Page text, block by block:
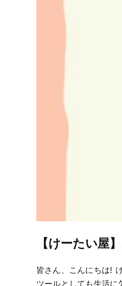
【けーたい屋
皆さん、こんにちは!
ツールとしても生活に